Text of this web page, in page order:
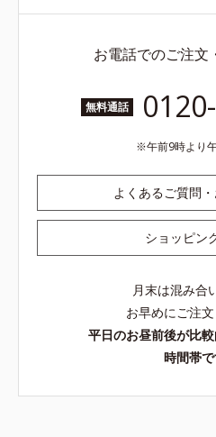
お電話でのご注文
無料通話
午前9時より
よくあるご質問
ショッピン
月末は混み合
お早めにご注文
平日のお昼前後が比
時間帯で